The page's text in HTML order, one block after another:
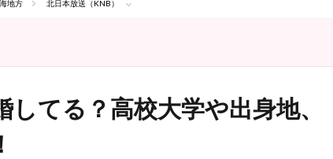
地方 北日本放送（KNB）
てる？高校大学や出身地、